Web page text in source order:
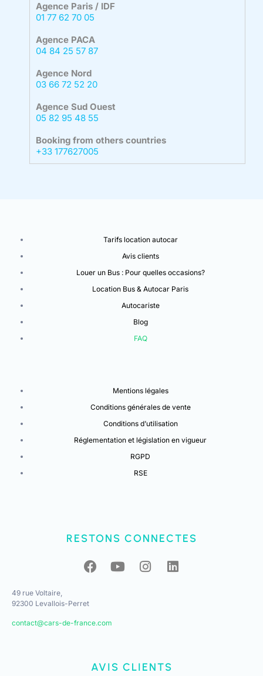
Agence Paris / IDF
01 77 62 70 05
Agence PACA
04 84 25 57 87
Agence Nord
03 66 72 52 20
Agence Sud Ouest
05 82 95 48 55
Booking from others countries
+33 177627005
Tarifs location autocar
Avis clients
Louer un Bus : Pour quelles occasions?
Location Bus & Autocar Paris
Autocariste
Blog
FAQ
Mentions légales
Conditions générales de vente
Conditions d’utilisation
Réglementation et législation en vigueur
RGPD
RSE
RESTONS CONNECTES
49 rue Voltaire,
92300 Levallois-Perret
contact@cars-de-france.com
AVIS CLIENTS